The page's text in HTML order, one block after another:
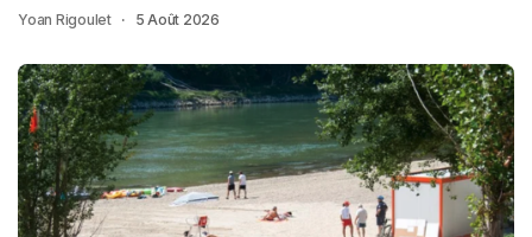
Yoan Rigoulet 5 Août 2026